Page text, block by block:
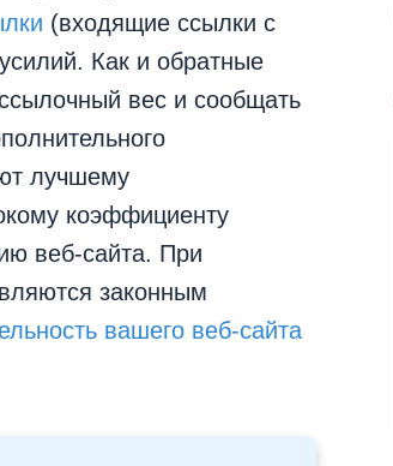
(входящие ссылки с
Как и обратные
вес и сообщать
лучшему
коэффициенту
веб-сайта. При
законным
вашего веб-сайта